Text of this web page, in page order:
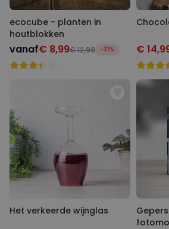
ecocube - planten in
houtblokken
vanaf€ 8,99€ 12,99 -31% €
Het verkeerde wijnglas